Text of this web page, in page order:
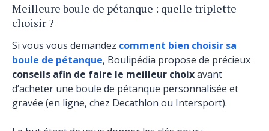
Meilleure boule de pétanque : quelle triplette
choisir ?
Si vous vous demandez comment bien choisir sa
boule de pétanque, Boulipédia propose de précieux
conseils afin de faire le meilleur choixavant
d’acheter une boule de pétanque personnalisée et
gravée (en ligne, chez Decathlon ou Intersport).